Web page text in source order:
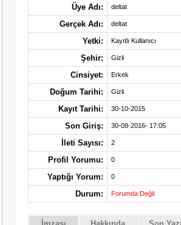
Üye Adı: deltat
Gerçek Adı: deltat
Yetki: Kayıtlı Kullanıcı
Şehir: Gizli
Cinsiyet: Erkek
Doğum Tarihi: Gizli
Kayıt Tarihi: 30-10-2015
Son Giriş: 30-08-2016- 17:05
İleti Sayısı: 2
Profil Yorumu: 0
Yaptığı Yorum: 0
Durum: Forumda Değil